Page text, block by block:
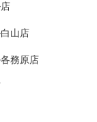
山店
務原店